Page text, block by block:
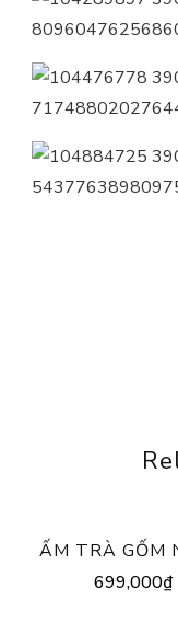
ẤM TRÀ GỐM
699,000₫